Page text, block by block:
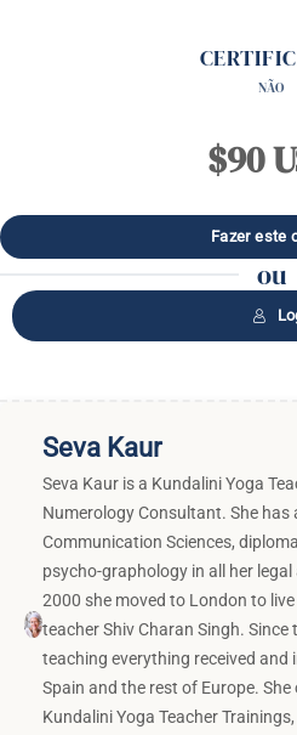
NÃO
$90
ou
Seva Kaur
Seva Kaur is a Kundalini Yoga
Numerology Consultant. She has
Communication Sciences,
psycho-graphology in all her
2000 she moved to London to
teacher Shiv Charan Singh.
teaching everything received
Spain and the rest of Europe.
Kundalini Yoga Teacher